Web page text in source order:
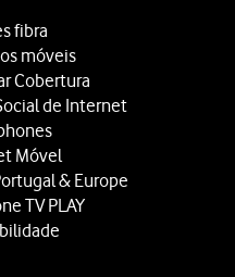
fibra
móveis
Cobertura
de Internet
Móvel
& Europe
TV PLAY